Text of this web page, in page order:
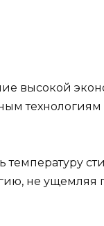
высокой
температуру
не ущемляя